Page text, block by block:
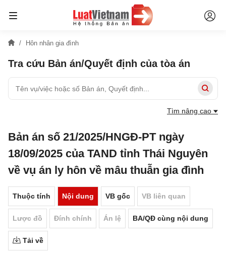
Hôn nhân gia đình
Tra cứu Bản án/Quyết định của tòa án
Tìm nâng cao
Bản án số 21/2025/HNGĐ-PT ngày
18/09/2025 của TAND tỉnh Thái Nguyên
về vụ án ly hôn về mâu thuẫn gia đình
Thuộc tính Nội dung VB gốc VB liên quan
Lược đồ Đính chính Án lệ BA/QĐ cùng nội dung
Tải về